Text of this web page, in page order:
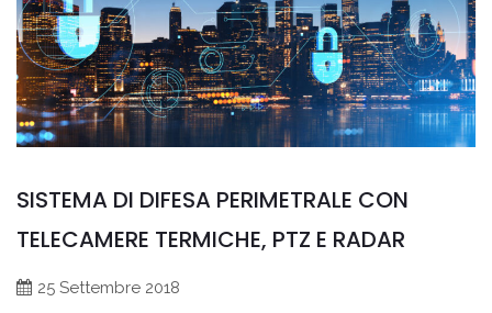
SISTEMA DI DIFESA PERIMETRALE CON
TELECAMERE TERMICHE, PTZ E RADAR
25 Settembre 2018